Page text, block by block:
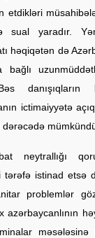
etdikləri
sual yaradır.
həqiqətən də
bağlı
danışıqların
ictimaiyyətə
dərəcədə
neytrallığı
tərəfə istinad etsə
problemlər